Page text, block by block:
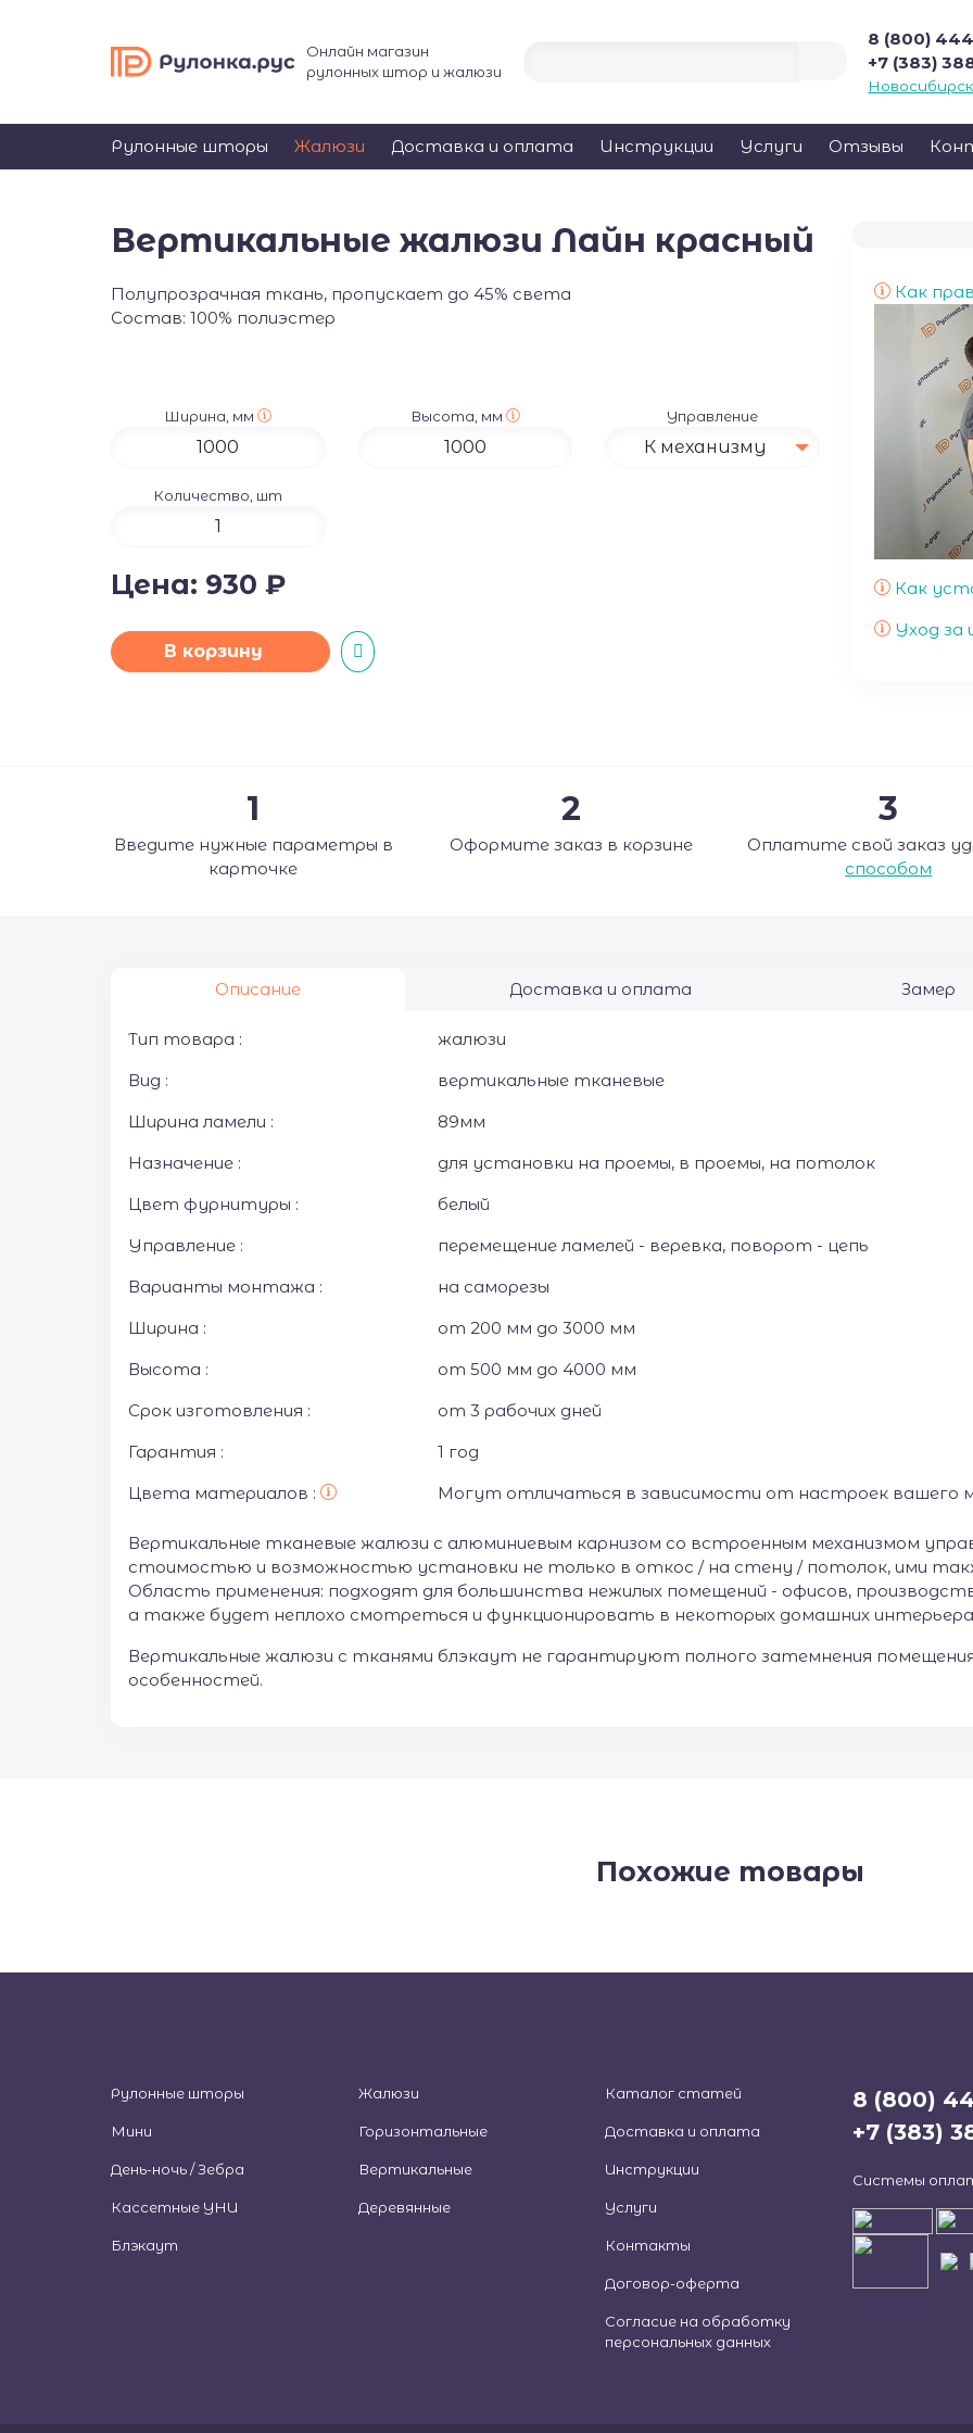
Онлайн магазин
рулонных штор и жалюзи
8 (800)
+7 (383)
Новосибирск
Рулонные шторы Жалюзи Доставка и оплата Инструкции Услуги Отзывы
Вертикальные жалюзи Лайн красный
Полупрозрачная ткань, пропускает до 45% света
Состав: 100% полиэстер
Ширина, мм Высота, мм Управление
К механизму
Количество, шт
Цена: 930 ₽
В корзину
Как
Как
Уход за
1
Введите нужные параметры в
карточке
2
Оформите заказ в корзине
3
Оплатите свой заказ
способом
Описание Доставка и оплата Замер
Тип товара :
жалюзи
Вид :
вертикальные тканевые
Ширина ламели :
89мм
Назначение :
для установки на проемы, в проемы, на потолок
Цвет фурнитуры :
белый
Управление :
перемещение ламелей - веревка, поворот - цепь
Варианты монтажа :
на саморезы
Ширина :
от 200 мм до 3000 мм
Высота :
от 500 мм до 4000 мм
Срок изготовления :
от 3 рабочих дней
Гарантия :
1 год
Цвета материалов :
Могут отличаться в зависимости от настроек вашего
Вертикальные тканевые жалюзи с алюминиевым карнизом со встроенным механизмом
стоимостью и возможностью установки не только в откос / на стену / потолок, ими
Область применения: подходят для большинства нежилых помещений - офисов,
а также будет неплохо смотреться и функционировать в некоторых домашних
Вертикальные жалюзи с тканями блэкаут не гарантируют полного затемнения
особенностей.
Похожие товары
Рулонные шторы
Мини
День-ночь / Зебра
Кассетные УНИ
Блэкаут
Жалюзи
Горизонтальные
Вертикальные
Деревянные
Каталог статей
Доставка и оплата
Инструкции
Услуги
Контакты
Договор-оферта
Согласие на обработку
персональных данных
8 (800)
+7 (383)
Системы